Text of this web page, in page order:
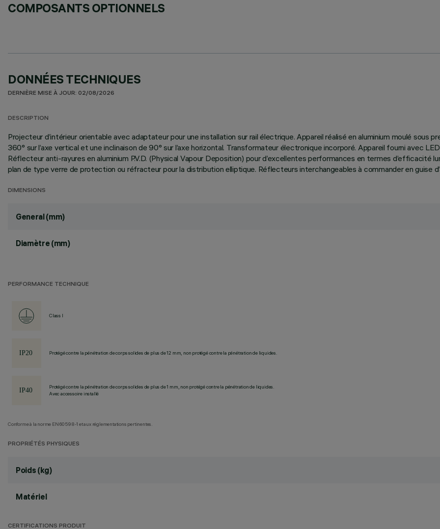
COMPOSANTS OPTIONNELS
DONNÉES TECHNIQUES
DERNIÈRE MISE À JOUR: 02/08/2026
DESCRIPTION
Projecteur d’intérieur orientable avec adaptateur pour une installation sur rail électrique. Appareil réalisé en aluminium moulé
360° sur l’axe vertical et une inclinaison de 90° sur l’axe horizontal. Transformateur électronique incorporé. Appareil fourni avec
Réflecteur anti-rayures en aluminium P.V.D. (Physical Vapour Deposition) pour d’excellentes performances en termes d’efficacité
plan de type verre de protection ou réfracteur pour la distribution elliptique. Réflecteurs interchangeables à commander en guise
DIMENSIONS
General (mm)
Diamètre (mm)
PERFORMANCE TECHNIQUE
Class I
Protégé contre la pénétration de corps solides de plus de 12 mm, non protégé contre la pénétration de liquides.
Protégé contre la pénétration de corps solides de plus de 1 mm, non protégé contre la pénétration de liquides.
Avec accessoire installé
Conforme à la norme EN60598-1 et aux réglementations pertinentes.
PROPRIÉTÉS PHYSIQUES
Poids (kg)
Matériel
CERTIFICATIONS PRODUIT